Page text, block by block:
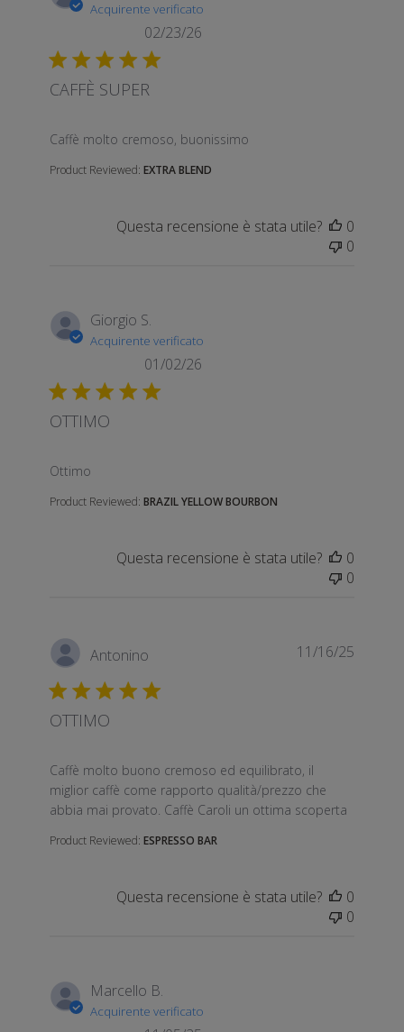
Acquirente verificato
CAFFÈ SUPER
Caffè molto cremoso, buonissimo
read more about review content
Product Reviewed: EXTRA BLEND
02/23/26
Questa recensione è stata utile?
0
0
Giorgio S.
Acquirente verificato
OTTIMO
Ottimo
read more about review content
Product Reviewed: BRAZIL YELLOW BOURBON
01/02/26
Questa recensione è stata utile?
0
0
Antonino
OTTIMO
Caffè molto buono cremoso ed equilibrato, il
miglior caffè come rapporto qualità/prezzo che
abbia mai provato. Caffè Caroli un ottima scoperta
read more about review content Caffè molto buono
Product Reviewed: ESPRESSO BAR
11/16/25
Questa recensione è stata utile?
0
0
Marcello B.
Acquirente verificato